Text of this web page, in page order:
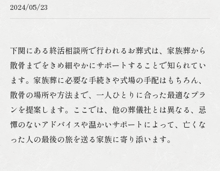
2024/05/23
下関にある終活相談所で行われるお葬式は、家族葬から
散骨までをきめ細やかにサポートすることで知られてい
ます。家族葬に必要な手続きや式場の手配はもちろん、
散骨の場所や方法まで、一人ひとりに合った最適なプラ
ンを提案します。ここでは、他の葬儀社とは異なる、忌
憚のないアドバイスや温かいサポートによって、亡くな
った人の最後の旅を送る家族に寄り添います。